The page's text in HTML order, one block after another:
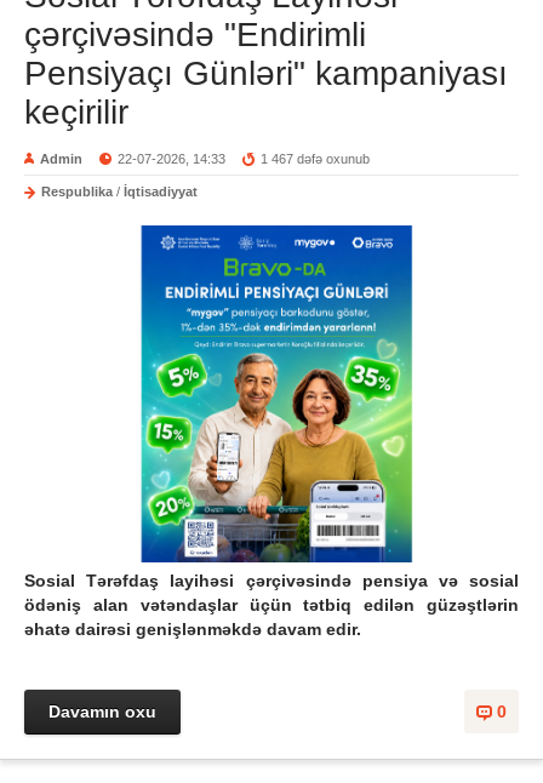
çərçivəsində "Endirimli
Pensiyaçı Günləri" kampaniyası
keçirilir
Admin 22-07-2026, 14:33 1 467 dəfə oxunub
Respublika / İqtisadiyyat
Sosial Tərəfdaş layihəsi çərçivəsində pensiya və sosial
ödəniş alan vətəndaşlar üçün tətbiq edilən güzəştlərin
əhatə dairəsi genişlənməkdə davam edir.
0
Davamın oxu